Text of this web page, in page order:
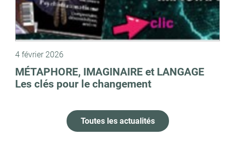
4 février 2026
MÉTAPHORE, IMAGINAIRE et LANGAGE
Les clés pour le changement
Toutes les actualités